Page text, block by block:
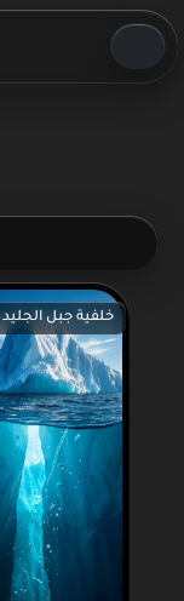
خلفية جبل